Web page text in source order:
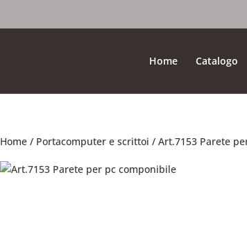
Home Catalogo
Home/ Portacomputer e scrittoi / Art.7153 Parete